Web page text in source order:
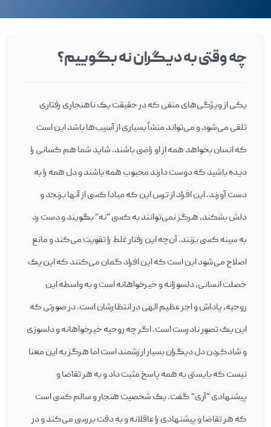
چه وقتی به دیگران نه بگوییم؟
یکی از ویژگی‌های منفی که در حقیقت یک ناهنجاری رفتاری
تلقی می‌شود و می‌تواند منشأ بسیاری از آسیب‌ها باشد این است
که انسان بخواهد همه از او راضی باشند. شاید شما هم کسانی را
دیده باشید که دوست دارند محبوب همه باشند و دل همه را به
دست آورند. این افراد از ترس این که مبادا کسی از آنها برنجد و
دلش بشکند، هرگز نمی‌توانند به کسی “نه” بگویند و دست رد
به سینه کسی بزنند. آن‌چه این رفتار غلط را تقویت می‌کند و مانع
اصلاح می‌شود این است که این افراد گمان می‌کنند که این یک
خصلت انسانی، دلسوزانه و خیرخواهانه است و به واسطه این
روحیه، پاداش و اجر عظیم الهی در انتظارشان است. در صورتی که
این یک تصور نادرست است. اگر چه روحیه خیرخواهانه و دلسوزی
و شادکردن دل دیگران بسیار ارزشمند است اما هرگز به این معنا
نیست که بایستی به همه پاسخ مثبت داد و به هر تقاضا و
پیشنهادی “آری” گفت. یک شخصیت هنجار و سالم کسی است
که هر تقاضا و پیشنهادی را عاقلانه و به دقت بررسی می‌کند و در